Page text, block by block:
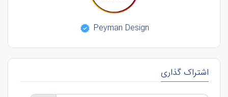
Peyman Design
اشتراک گذاری